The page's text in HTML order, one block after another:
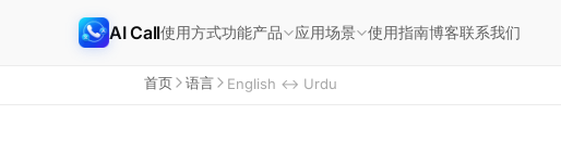
AI Call使用方式功能产品 应用场景 使用指南博客联系我们
首页 语言 English ↔ Urdu